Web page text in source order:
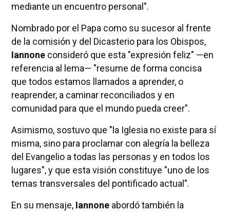
mediante un encuentro personal".
Nombrado por el Papa como su sucesor al frente
de la comisión y del Dicasterio para los Obispos,
Iannoneconsideró que esta "expresión feliz" —en
referencia al lema— "resume de forma concisa
que todos estamos llamados a aprender, o
reaprender, a caminar reconciliados y en
comunidad para que el mundo pueda creer".
Asimismo, sostuvo que "la Iglesia no existe para sí
misma, sino para proclamar con alegría la belleza
del Evangelio a todas las personas y en todos los
lugares", y que esta visión constituye "uno de los
temas transversales del pontificado actual".
En su mensaje, Iannoneabordó también la